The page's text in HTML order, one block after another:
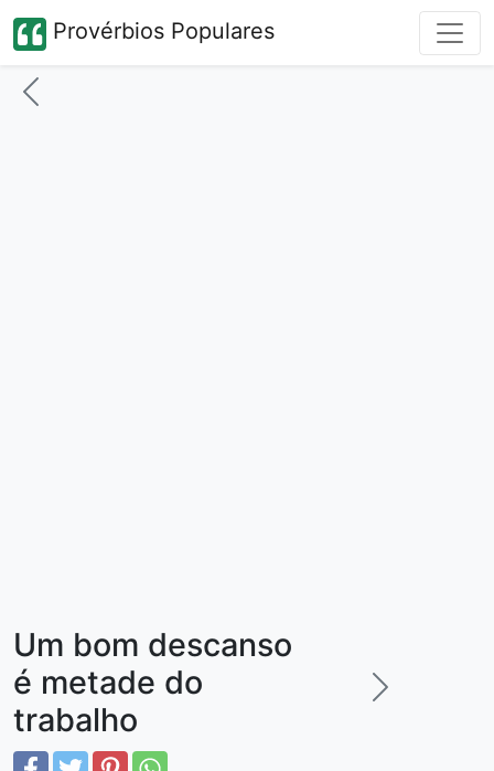
Provérbios Populares
Um bom descanso
é metade do
trabalho